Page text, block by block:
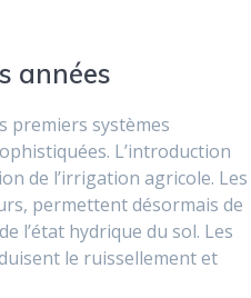
années
premiers systèmes
L’introduction
de l’irrigation agricole. Les
permettent désormais de
l’état hydrique du sol. Les
le ruissellement et